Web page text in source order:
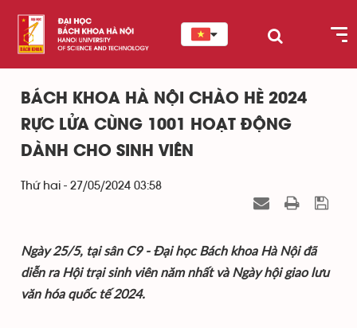
BÁCH KHOA HÀ NỘI CHÀO HÈ 2024
RỰC LỬA CÙNG 1001 HOẠT ĐỘNG
DÀNH CHO SINH VIÊN
Thứ hai - 27/05/2024 03:58
Ngày 25/5, tại sân C9 - Đại học Bách khoa Hà Nội đã
diễn ra Hội trại sinh viên năm nhất và Ngày hội giao lưu
văn hóa quốc tế 2024.